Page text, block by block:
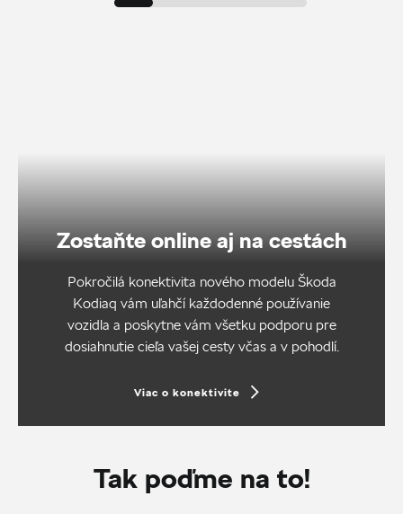
Zostaňte online aj na cestách
Pokročilá konektivita nového modelu Škoda
Kodiaq vám uľahčí každodenné používanie
vozidla a poskytne vám všetku podporu pre
dosiahnutie cieľa vašej cesty včas a v pohodlí.
Viac o konektivite
Tak poďme na to!